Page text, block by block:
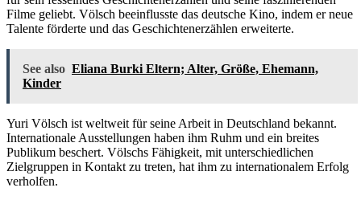
Filme geliebt. Völsch beeinflusste das deutsche Kino, indem er neue
Talente förderte und das Geschichtenerzählen erweiterte.
See also Eliana Burki Eltern; Alter, Größe, Ehemann,
Kinder
Yuri Völsch ist weltweit für seine Arbeit in Deutschland bekannt.
Internationale Ausstellungen haben ihm Ruhm und ein breites
Publikum beschert. Völschs Fähigkeit, mit unterschiedlichen
Zielgruppen in Kontakt zu treten, hat ihm zu internationalem Erfolg
verholfen.